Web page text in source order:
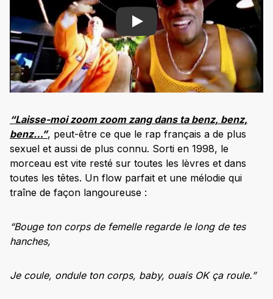
Play
“Laisse-moi zoom zoom zang dans ta benz, benz,
benz…”, peut-être ce que le rap français a de plus
sexuel et aussi de plus connu. Sorti en 1998, le
morceau est vite resté sur toutes les lèvres et dans
toutes les têtes. Un flow parfait et une mélodie qui
traîne de façon langoureuse :
“Bouge ton corps de femelle regarde le long de tes
hanches,
Je coule, ondule ton corps, baby, ouais OK ça roule.”